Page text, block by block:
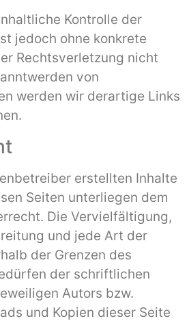
Kontrolle der
jedoch ohne konkrete
Rechtsverletzung nicht
von
werden wir derartige Links
erstellten Inhalte
Seiten unterliegen dem
Die Vervielfältigung,
und jede Art der
der Grenzen des
der schriftlichen
Autors bzw.
und Kopien dieser Seite